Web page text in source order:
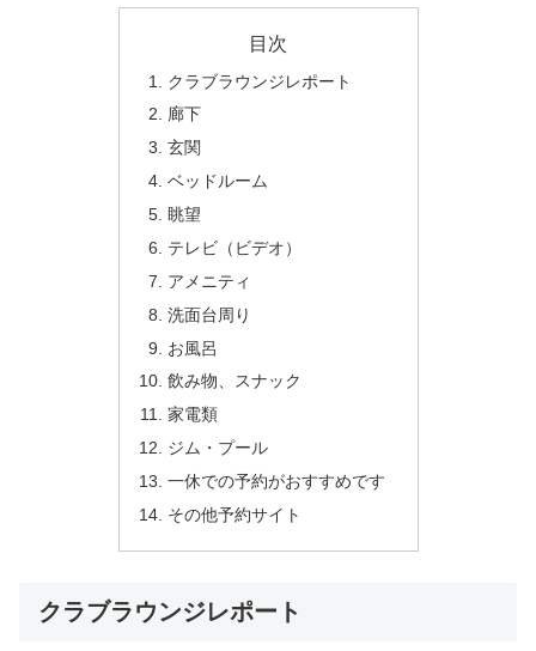
目次
クラブラウンジレポート
廊下
玄関
ベッドルーム
眺望
テレビ（ビデオ）
アメニティ
洗面台周り
お風呂
飲み物、スナック
家電類
ジム・プール
一休での予約がおすすめです
その他予約サイト
クラブラウンジレポート